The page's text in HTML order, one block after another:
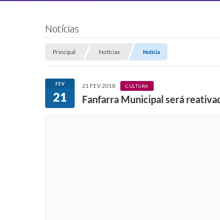
Notícias
Principal Notícias Notícia
FEV
21
21 FEV 2018 CULTURA
Fanfarra Municipal será